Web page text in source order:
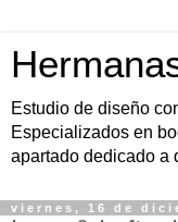
Estudio de diseño
Especializados en
apartado dedicado a
viernes, 16 de